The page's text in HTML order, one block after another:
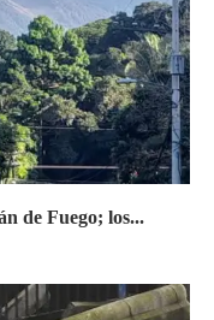
de Fuego; los...